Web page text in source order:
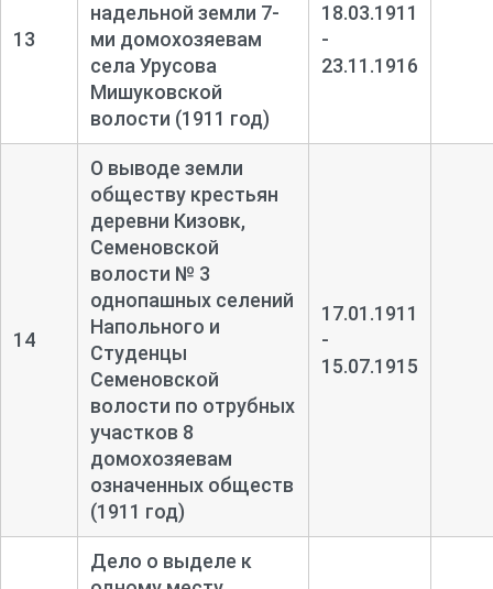
13
надельной земли 7-
ми домохозяевам
села Урусова
Мишуковской
волости (1911 год)
18.03.1911
-
23.11.1916
14
О выводе земли
обществу крестьян
деревни Кизовк,
Семеновской
волости № 3
однопашных селений
Напольного и
Студенцы
Семеновской
волости по отрубных
участков 8
домохозяевам
означенных обществ
(1911 год)
17.01.1911
-
15.07.1915
Дело о выделе к